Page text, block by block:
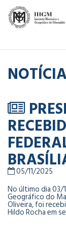
05/11/2025
No último dia
Geográfico do
Oliveira, foi
Hildo Rocha em